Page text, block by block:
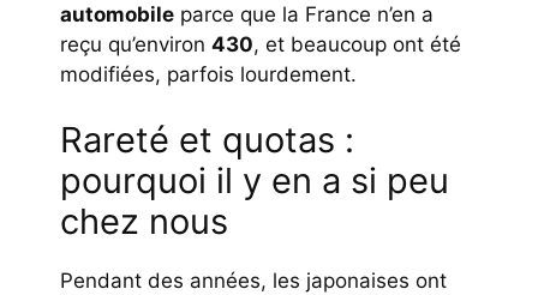
automobile parce que la France n’en a
reçu qu’environ 430, et beaucoup ont été
modifiées, parfois lourdement.
Rareté et quotas :
pourquoi il y en a si peu
chez nous
Pendant des années, les japonaises ont